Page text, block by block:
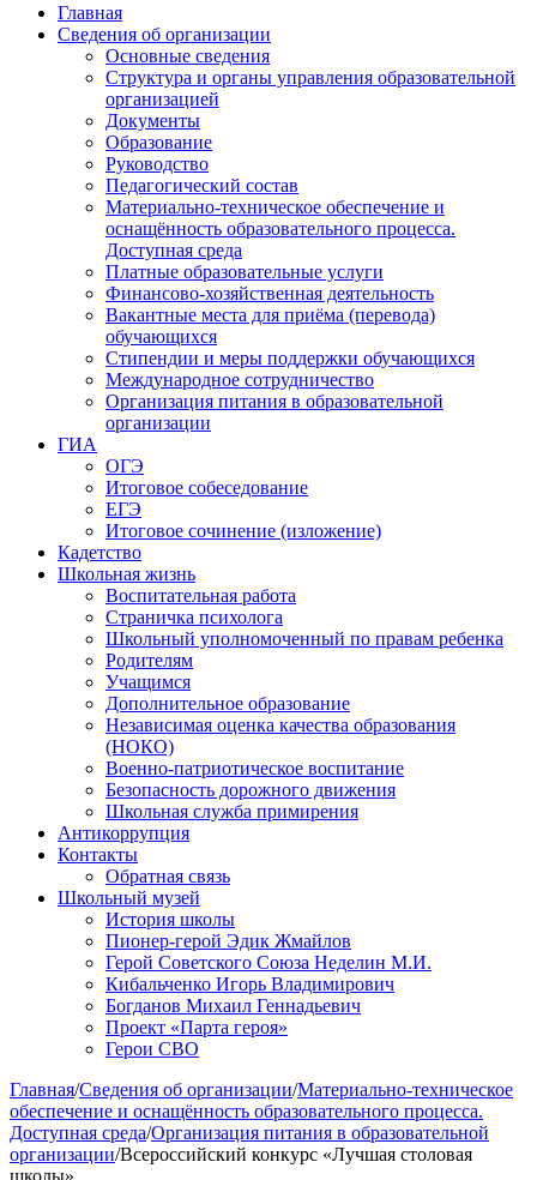
Главная
Сведения об организации
Основные сведения
Структура и органы управления образовательной
организацией
Документы
Образование
Руководство
Педагогический состав
Материально-техническое обеспечение и
оснащённость образовательного процесса.
Доступная среда
Платные образовательные услуги
Финансово-хозяйственная деятельность
Вакантные места для приёма (перевода)
обучающихся
Стипендии и меры поддержки обучающихся
Международное сотрудничество
Организация питания в образовательной
организации
ГИА
ОГЭ
Итоговое собеседование
ЕГЭ
Итоговое сочинение (изложение)
Кадетство
Школьная жизнь
Воспитательная работа
Страничка психолога
Школьный уполномоченный по правам ребенка
Родителям
Учащимся
Дополнительное образование
Независимая оценка качества образования
(НОКО)
Военно-патриотическое воспитание
Безопасность дорожного движения
Школьная служба примирения
Антикоррупция
Контакты
Обратная связь
Школьный музей
История школы
Пионер-герой Эдик Жмайлов
Герой Советского Союза Неделин М.И.
Кибальченко Игорь Владимирович
Богданов Михаил Геннадьевич
Проект «Парта героя»
Герои СВО
Главная/Сведения об организации/Материально-техническое
обеспечение и оснащённость образовательного процесса.
Доступная среда/Организация питания в образовательной
организации/Всероссийский конкурс «Лучшая столовая
школы»